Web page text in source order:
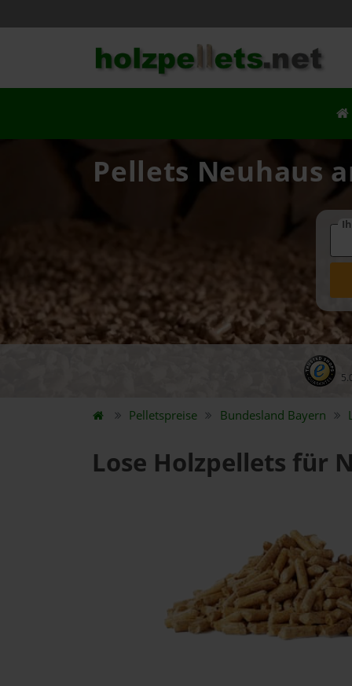
Pellets Neuhaus
Pelletspreise Bundesland Bayern
Lose Holzpellets für